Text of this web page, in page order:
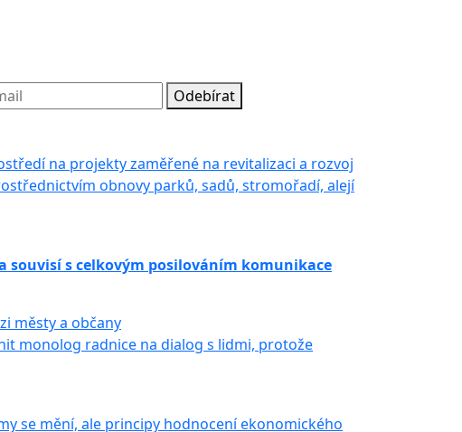
Odebírat
na projekty zaměřené na revitalizaci a rozvoj
obnovy parků, sadů, stromořadí, alejí
souvisí s celkovým posilováním komunikace
městy a občany
monolog radnice na dialog s lidmi, protože
se mění, ale principy hodnocení ekonomického